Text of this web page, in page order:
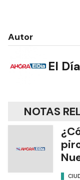
Autor
El
NOTAS